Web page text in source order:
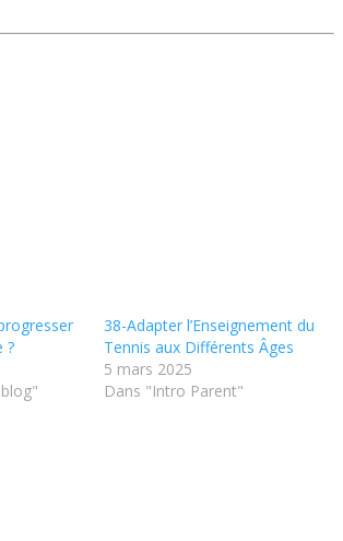
?
38-Adapter l’Enseignement du
Tennis aux Différents Âges
5 mars 2025
Dans "Intro Parent"